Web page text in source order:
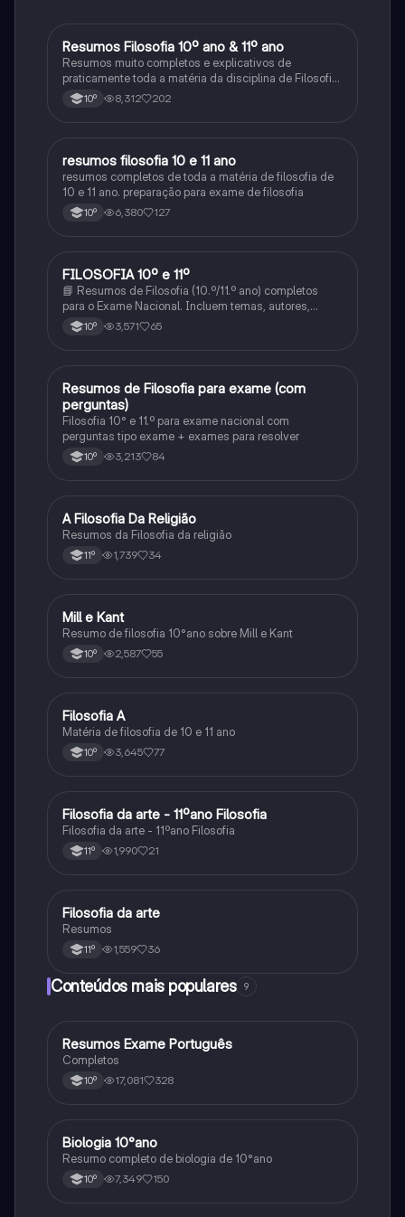
Filosofia
Resumos Filosofia 10º ano & 11º ano
Resumos muito completos e explicativos de
praticamente toda a matéria da disciplina de Filosofia
10º 8,312 202
Filosofia
resumos filosofia 10 e 11 ano
resumos completos de toda a matéria de filosofia de
10 e 11 ano. preparação para exame de filosofia
10º 6,380 127
Filosofia
FILOSOFIA 10º e 11º
📘 Resumos de Filosofia (10.º/11.º ano) completos
para o Exame Nacional. Incluem temas, autores,
definições e comparações. Simples, organizados e
prontos a usar! 📩 Envia mensagem e estuda com
10º 3,571 65
Filosofia
Resumos de Filosofia para exame (com
perguntas)
Filosofia 10° e 11.º para exame nacional com
perguntas tipo exame + exames para resolver
10º 3,213 84
Filosofia
A Filosofia Da Religião
Resumos da Filosofia da religião
11º 1,739 34
Filosofia
Mill e Kant
Resumo de filosofia 10°ano sobre Mill e Kant
10º 2,587 55
Filosofia
Filosofia A
Matéria de filosofia de 10 e 11 ano
10º 3,645 77
Filosofia
Filosofia da arte - 11ºano Filosofia
Filosofia da arte - 11ºano Filosofia
11º 1,990 21
Filosofia
Filosofia da arte
Resumos
11º 1,559 36
Conteúdos mais populares 9
Português
Resumos Exame Português
Completos
10º 17,081 328
Biologia
Biologia 10°ano
Resumo completo de biologia de 10°ano
10º 7,349 150